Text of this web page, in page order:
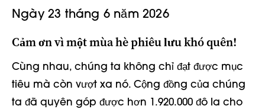
Ngày 23 tháng 6 năm 2026
Cảm ơn vì một mùa hè phiêu lưu khó quên!
Cùng nhau, chúng ta không chỉ đạt được mục
tiêu mà còn vượt xa nó. Cộng đồng của chúng
ta đã quyên góp được hơn 1.920.000 đô la cho